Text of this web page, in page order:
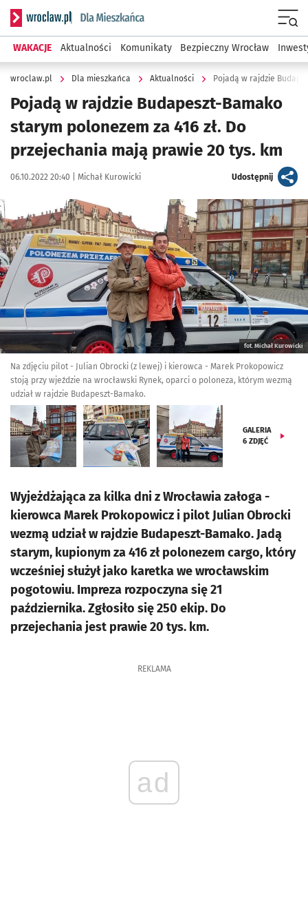
Serwis informacyjny wroclaw.pl podserwis: Dla mieszkańca
WAKACJE Aktualności Komunikaty Bezpieczny Wrocław
wroclaw.pl Dla mieszkańca Aktualności
Pojadą w rajdzie Budapeszt-Bamako
starym polonezem za 416 zł. Do
przejechania mają prawie 20 tys. km
Data publikacji:
06.10.2022 20:40 | Autor:
Michał Kurowicki Udostępnijartykuł
Kliknij, aby zobaczyć galerię
Kliknij, aby powiększyć
fot. Michał Kurowicki
Na zdjęciu pilot - Julian Obrocki (z lewej) i kierowca - Marek Prokopowicz
stoją przy wjeździe na wrocławski Rynek, oparci o poloneza, którym wezmą
udział w rajdzie Budapeszt-Bamako.
GALERIA
6 ZDJĘĆ
Wyjeżdżająca za kilka dni z Wrocławia załoga -
kierowca Marek Prokopowicz i pilot Julian Obrocki
wezmą udział w rajdzie Budapeszt-Bamako. Jadą
starym, kupionym za 416 zł polonezem cargo, który
wcześniej służył jako karetka we wrocławskim
pogotowiu. Impreza rozpoczyna się 21
października. Zgłosiło się 250 ekip. Do
przejechania jest prawie 20 tys. km.
REKLAMA
ad